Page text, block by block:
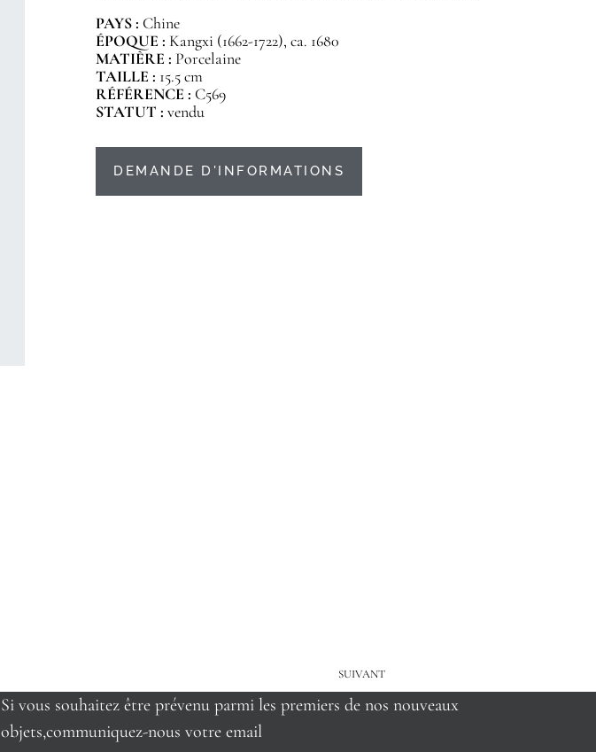
PAYS : Chine
ÉPOQUE : Kangxi (1662-1722), ca. 1680
MATIÈRE : Porcelaine
TAILLE : 15.5 cm
RÉFÉRENCE : C569
STATUT :vendu
DEMANDE D'INFORMATIONS
SUIVANT
Si vous souhaitez être prévenu parmi les premiers de nos nouveaux
objets,communiquez-nous votre email